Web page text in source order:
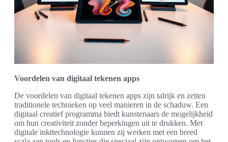
Voordelen van digitaal tekenen apps
De voordelen van digitaal tekenen apps zijn talrijk en zetten
traditionele technieken op veel manieren in de schaduw. Een
digitaal creatief programma biedt kunstenaars de mogelijkheid
om hun creativiteit zonder beperkingen uit te drukken. Met
digitale inkttechnologie kunnen zij werken met een breed